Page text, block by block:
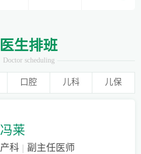
医生排班
Doctor scheduling
口腔 儿科 儿保
冯莱
产科 | 副主任医师